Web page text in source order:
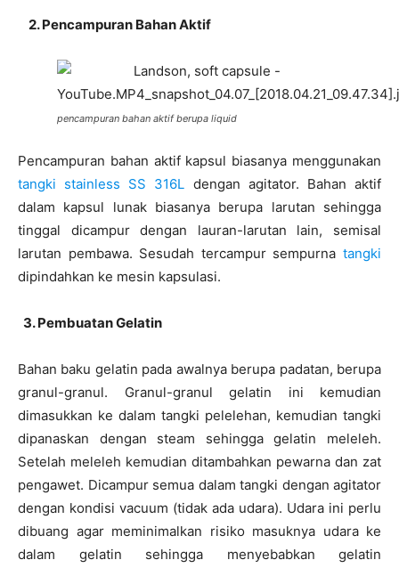
2. Pencampuran Bahan Aktif
pencampuran bahan aktif berupa liquid
Pencampuran bahan aktif kapsul biasanya menggunakan
tangki stainless SS 316L dengan agitator. Bahan aktif
dalam kapsul lunak biasanya berupa larutan sehingga
tinggal dicampur dengan lauran-larutan lain, semisal
larutan pembawa. Sesudah tercampur sempurna tangki
dipindahkan ke mesin kapsulasi.
3. Pembuatan Gelatin
Bahan baku gelatin pada awalnya berupa padatan, berupa
granul-granul. Granul-granul gelatin ini kemudian
dimasukkan ke dalam tangki pelelehan, kemudian tangki
dipanaskan dengan steam sehingga gelatin meleleh.
Setelah meleleh kemudian ditambahkan pewarna dan zat
pengawet. Dicampur semua dalam tangki dengan agitator
dengan kondisi vacuum (tidak ada udara). Udara ini perlu
dibuang agar meminimalkan risiko masuknya udara ke
dalam gelatin sehingga menyebabkan gelatin